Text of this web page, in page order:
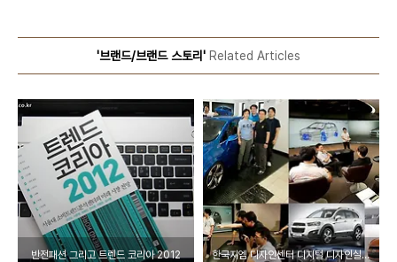
'브랜드/브랜드 스토리' Related Articles
반전패션 그리고 트렌드 코리아 2012 한국지엠 디자인센터 디지털 디자인실을 소개합니다.